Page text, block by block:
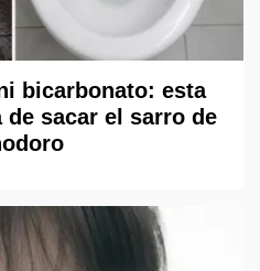
bicarbonato: esta
de sacar el sarro de